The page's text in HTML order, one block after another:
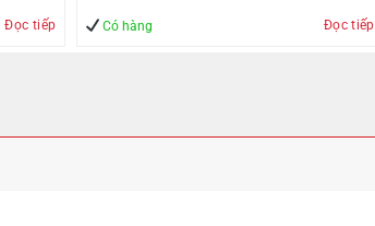
Đọc tiếp Có hàng Đọc tiếp